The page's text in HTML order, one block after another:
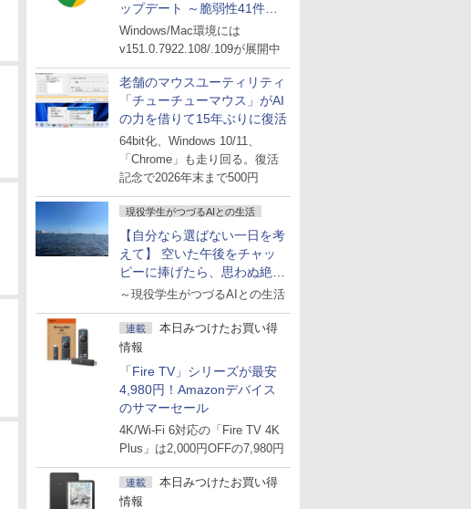
ップデート ～脆弱性41件に
対処
Windows/Mac環境には
v151.0.7922.108/.109が展開中
老舗のマウスユーティリティ
「チューチューマウス」がAI
の力を借りて15年ぶりに復活
64bit化、Windows 10/11、
「Chrome」も走り回る。復活
記念で2026年末まで500円
現役学生がつづるAIとの生活
【自分なら選ばない一日を考
えて】 空いた午後をチャッ
ピーに捧げたら、思わぬ絶景
に出会った話
～現役学生がつづるAIとの生活
連載
本日みつけたお買い得
情報
「Fire TV」シリーズが最安
4,980円！Amazonデバイス
のサマーセール
4K/Wi-Fi 6対応の「Fire TV 4K
Plus」は2,000円OFFの7,980円
連載
本日みつけたお買い得
情報